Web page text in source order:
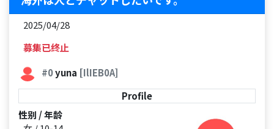
2025/04/28
募集已终止
#0yuna [IlIEB0A]
Profile
性别 / 年龄